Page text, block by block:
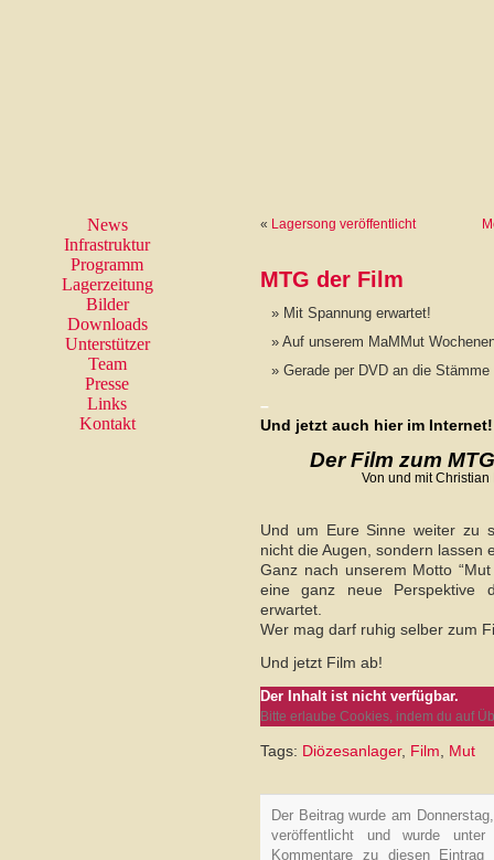
News
Infrastruktur
Programm
Lagerzeitung
Bilder
Downloads
Unterstützer
Team
Presse
Links
Kontakt
« Lagersong veröffentlicht
MTG der Film
Mit Spannung erwartet!
Auf unserem MaMMut
Gerade per DVD an die
–
Und jetzt auch hier im Internet!
Der Film zum
Von und mit Christian
Und um Eure Sinne weiter zu
nicht die Augen, sondern lassen
Ganz nach unserem Motto
eine ganz neue Perspektive
erwartet.
Wer mag darf ruhig selber zum
Und jetzt Film ab!
Der Inhalt ist nicht verfügbar.
Bitte erlaube Cookies, indem du auf
Tags: Diözesanlager, Film Mut
Der Beitrag wurde am
veröffentlicht und wurde
Kommentare zu diesen